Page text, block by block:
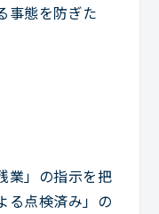
事態を防ぎた
業」の指示を把
る点検済み」の